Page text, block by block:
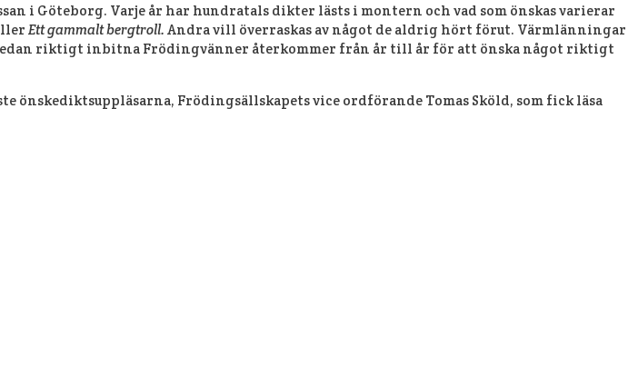
i Göteborg. Varje år har hundratals dikter lästs i montern och vad som önskas varierar
Ett gammalt bergtroll. Andra vill överraskas av något de aldrig hört förut. Värmlänningar
riktigt inbitna Frödingvänner återkommer från år till år för att önska något riktigt
önskediktsuppläsarna, Frödingsällskapets vice ordförande Tomas Sköld, som fick läsa